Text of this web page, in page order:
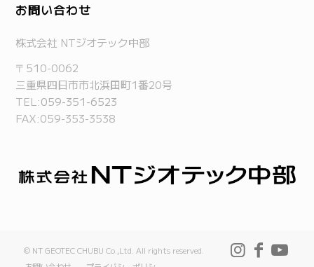
お問い合わせ
株式会社 NTジオテック中部
〒510-0062
三重県四日市市北浜田町1番20号
TEL:059-351-6523
FAX:059-353-3538
© NT GEOTEC CHUBU Co.,Ltd. All rights reserved.